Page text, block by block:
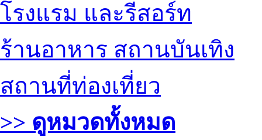
โรงแรม และรีสอร์ท
ร้านอาหาร สถานบันเทิง
สถานที่ท่องเที่ยว
>> ดูหมวดทั้งหมด